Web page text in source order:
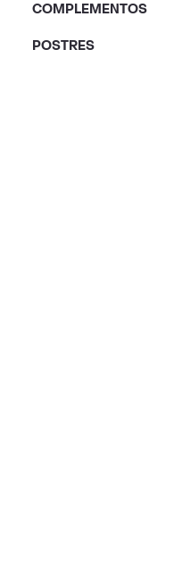
COMPLEMENTOS
POSTRES